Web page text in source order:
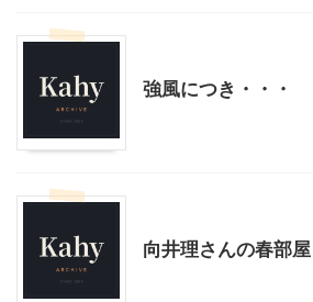
強風につき・・・
向井理さんの春部屋